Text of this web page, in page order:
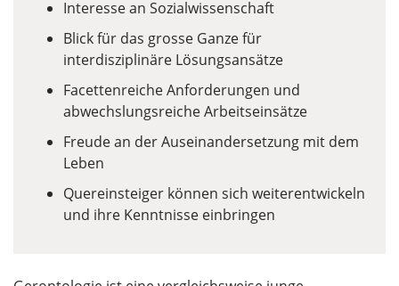
Interesse an Sozialwissenschaft
Blick für das grosse Ganze für
interdisziplinäre Lösungsansätze
Facettenreiche Anforderungen und
abwechslungsreiche Arbeitseinsätze
Freude an der Auseinandersetzung mit dem
Leben
Quereinsteiger können sich weiterentwickeln
und ihre Kenntnisse einbringen